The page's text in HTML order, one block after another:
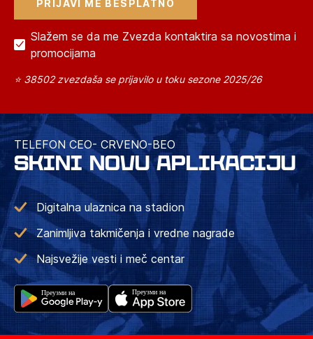
Slažem se da me Zvezda kontaktira sa novostima i
promocijama
⭐ 38502 zvezdaša se prijavilo u toku sezone 2025/26
TELEFON CEO- CRVENO-BEO
SKINI NOVU APLIKACIJU
Digitalna ulaznica na stadion
Zanimljiva takmičenja i vredne nagrade
Najsvežije vesti i meč centar